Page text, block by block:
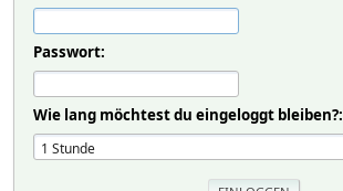
Passwort:
Wie lang möchtest du eingeloggt bleiben?: